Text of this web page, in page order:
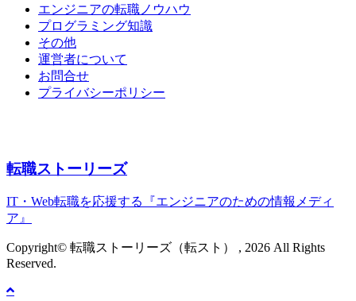
エンジニアの転職ノウハウ
プログラミング知識
その他
運営者について
お問合せ
プライバシーポリシー
転職ストーリーズ
IT・Web転職を応援する『エンジニアのための情報メディ
ア』
Copyright© 転職ストーリーズ（転スト） , 2026 All Rights
Reserved.